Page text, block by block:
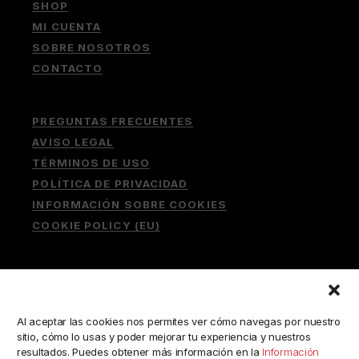
Al aceptar las cookies nos permites ver cómo navegas por nuestro
sitio, cómo lo usas y poder mejorar tu experiencia y nuestros
resultados. Puedes obtener más información en la Información
SHOP
MI CUENTA
SOBRE NOSOTROS
CONTACTO
PREGUNTAS FRECUENTES
AVISO LEGAL
TÉRMINOS DE USO
POLÍTICA DE PRIVACIDAD
INFORMACIÓN SOBRE COOKIES
COOKIE POLICY (EU)
Buscar: